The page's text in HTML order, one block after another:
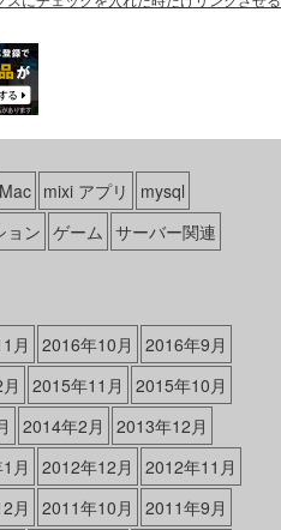
Mac mixi アプリ
mysql
ョン ゲーム サーバー関連
月 2016年10月
2016年9月
2015年11月
2015年10月
2014年2月
2013年12月
月 2012年12月
2012年11月
月 2011年10月 2011年9月